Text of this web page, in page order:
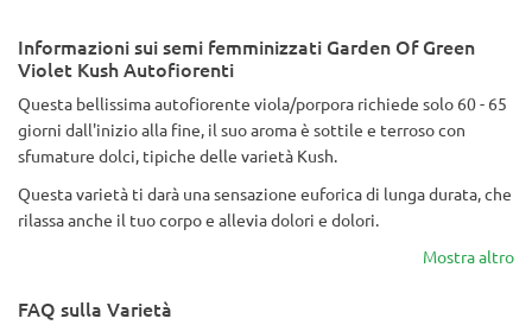
Informazioni sui semi femminizzati Garden Of Green
Violet Kush Autofiorenti
Questa bellissima autofiorente viola/porpora richiede solo 60 - 65
giorni dall'inizio alla fine, il suo aroma è sottile e terroso con
sfumature dolci, tipiche delle varietà Kush.
Questa varietà ti darà una sensazione euforica di lunga durata, che
rilassa anche il tuo corpo e allevia dolori e dolori.
Mostra altro
FAQ sulla Varietà